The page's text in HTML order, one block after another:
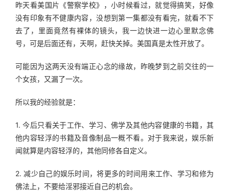
昨天看美国片《警察学校》，小时候看过，就觉得搞笑，好像
没有印象有不健康内容，没想到第一集都没有看完，就看不下
去了，里面竟然有裸体的镜头，我一边快进一边心里默念佛
号，可是后面还有，天啊，赶快关掉。美国真是太性开放了。
可能因为这两天没有端正心念的缘故，昨晚梦到之前交往的一
个女孩，又漏了一次。
所以我的经验就是：
1. 今后只看关于工作、学习、佛学及其他内容健康的书籍，其
他内容轻浮的书籍及音像制品一概不看。对于我来说，娱乐新
闻就算是内容轻浮的，其他同修各自定义。
2. 减少自己的娱乐时间，将更多的时间用来工作、学习和修为
佛法上，不要给淫邪接近自己的机会。